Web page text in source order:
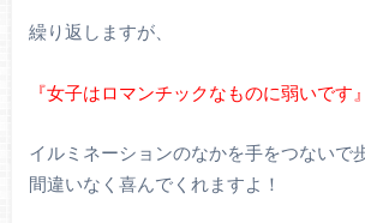
繰り返しますが、
『女子はロマンチックなものに弱いです』
イルミネーションのなかを手をつないで
間違いなく喜んでくれますよ！